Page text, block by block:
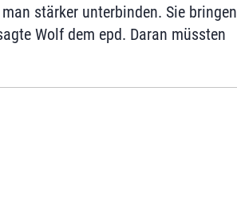
stärker unterbinden. Sie bringen
Wolf dem epd. Daran müssten